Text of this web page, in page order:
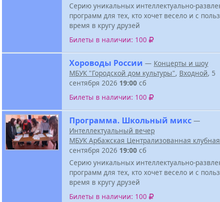
Серию уникальных интеллектуально-
программ для тех, кто хочет весело и с
время в кругу друзей
Билеты в наличии: 100
Хороводы России — Концерты и шоу
МБУК "Городской дом культуры", Входной, 5
сентября 2026 19:00 сб
Билеты в наличии: 100
Программа. Школьный микс —
Интеллектуальный вечер
МБУК Арбажская Централизованная
сентября 2026 19:00 сб
Серию уникальных интеллектуально-
программ для тех, кто хочет весело и с
время в кругу друзей
Билеты в наличии: 100